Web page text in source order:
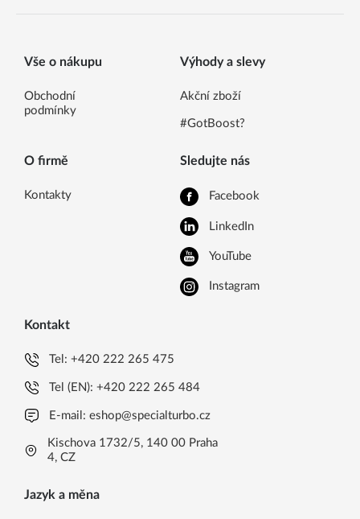
Vše o nákupu
Obchodní
podmínky
Výhody a slevy
Akční zboží
#GotBoost?
O firmě
Kontakty
Sledujte nás
Facebook
LinkedIn
YouTube
Instagram
Kontakt
Tel:+420 222 265 475
Tel (EN):+420 222 265 484
E-mail:eshop@specialturbo.cz
Kischova 1732/5, 140 00 Praha
4, CZ
Jazyk a měna